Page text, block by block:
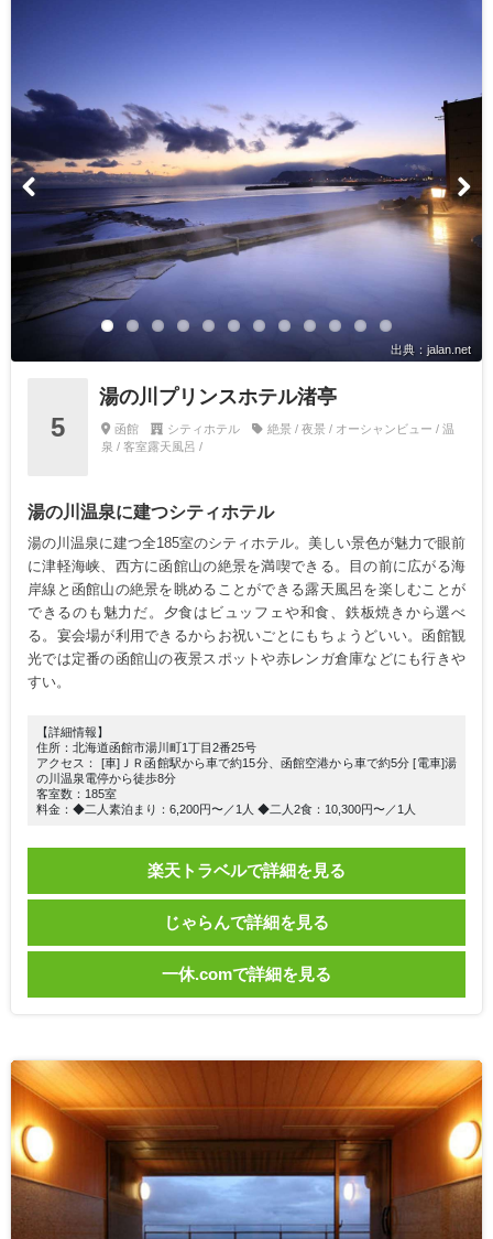
出典：jalan.net
5
湯の川プリンスホテル渚亭
函館 シティホテル
絶景 / 夜景 / オーシャンビュー / 温
泉 / 客室露天風呂 /
湯の川温泉に建つシティホテル
湯の川温泉に建つ全185室のシティホテル。美しい景色が魅力で眼前
に津軽海峡、西方に函館山の絶景を満喫できる。目の前に広がる海
岸線と函館山の絶景を眺めることができる露天風呂を楽しむことが
できるのも魅力だ。夕食はビュッフェや和食、鉄板焼きから選べ
る。宴会場が利用できるからお祝いごとにもちょうどいい。函館観
光では定番の函館山の夜景スポットや赤レンガ倉庫などにも行きや
すい。
【詳細情報】
住所：北海道函館市湯川町1丁目2番25号
アクセス： [車]ＪＲ函館駅から車で約15分、函館空港から車で約5分 [電車]湯
の川温泉電停から徒歩8分
客室数：185室
料金：◆二人素泊まり：6,200円〜／1人 ◆二人2食：10,300円〜／1人
楽天トラベルで詳細を見る
じゃらんで詳細を見る
一休.comで詳細を見る